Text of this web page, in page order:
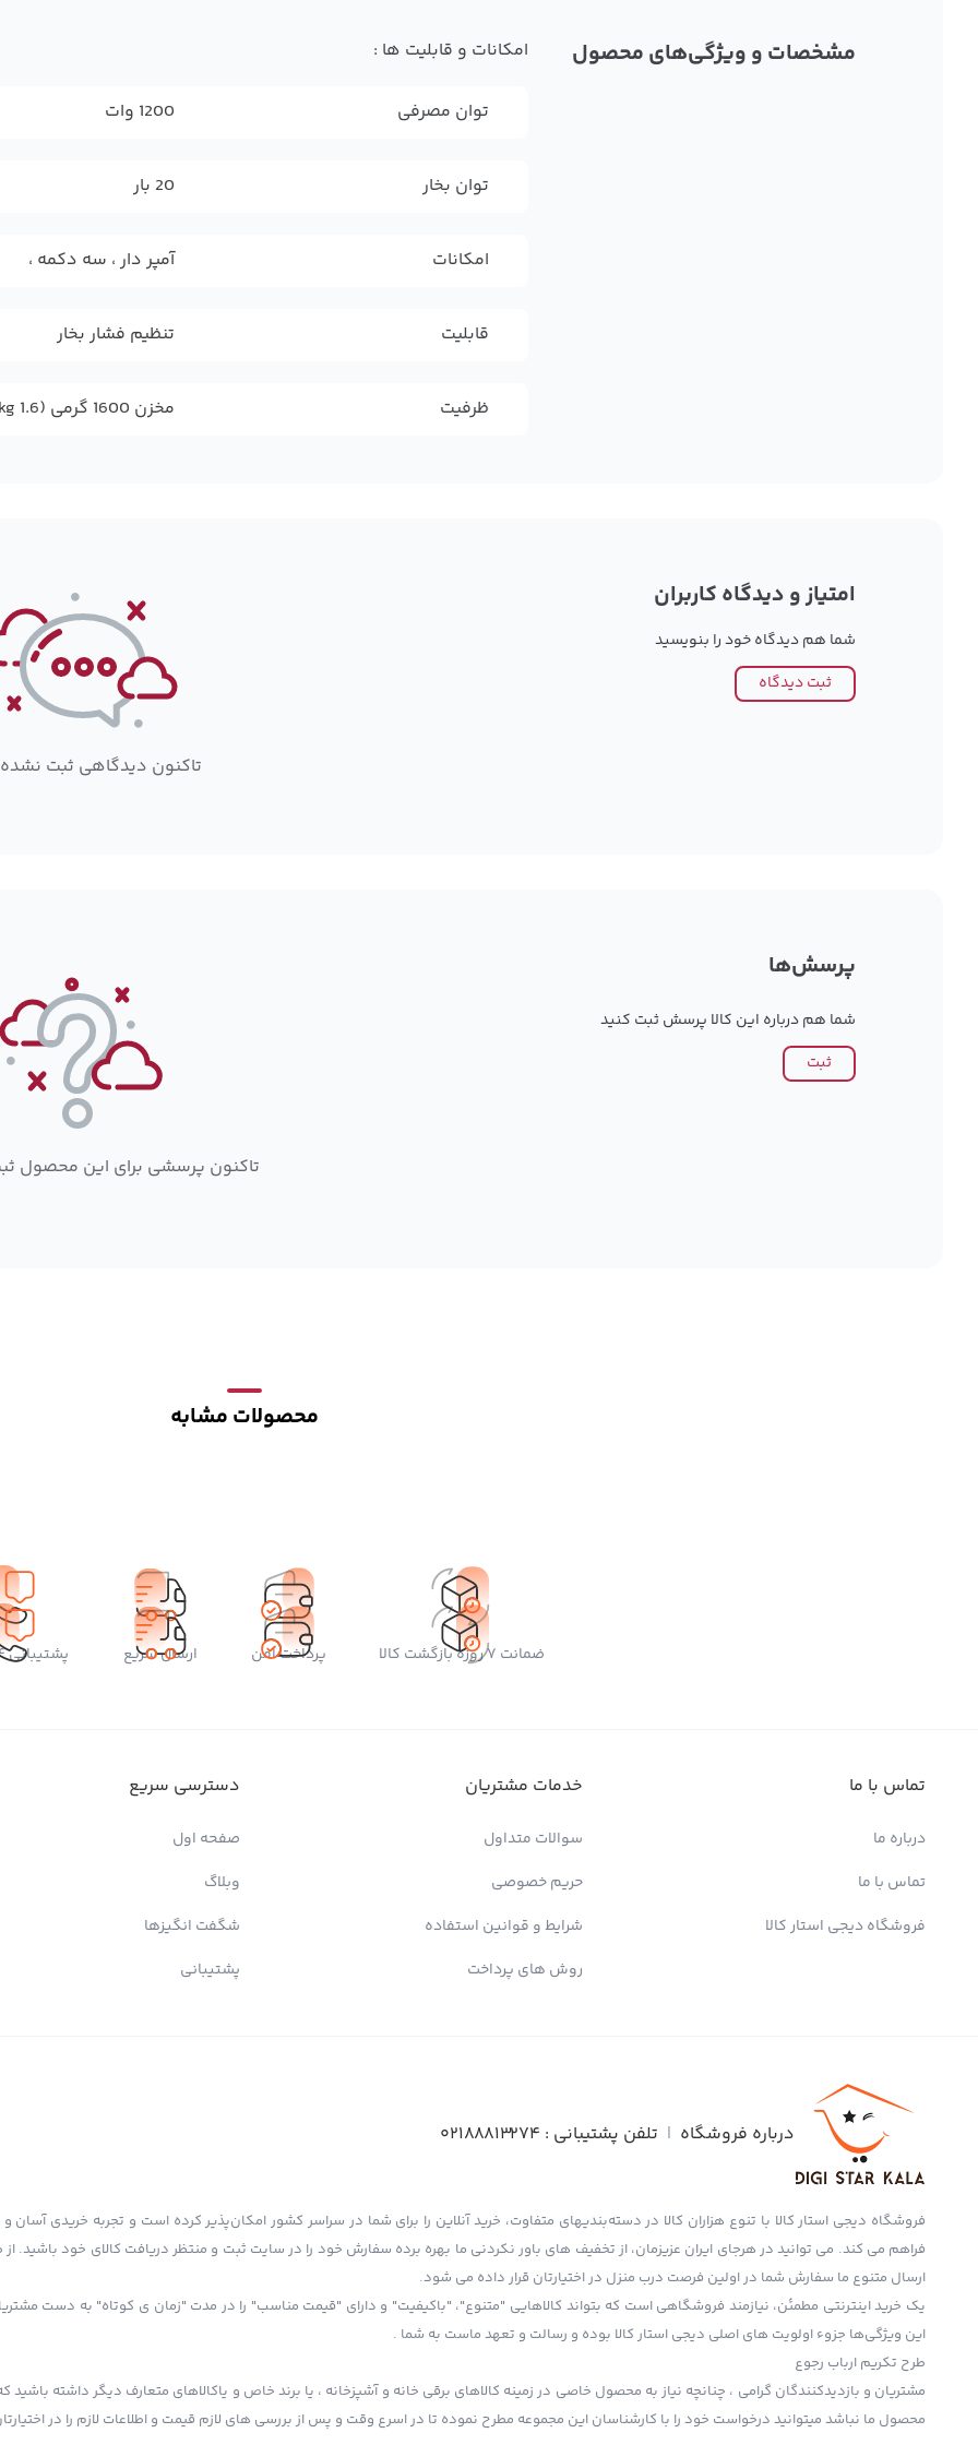
مشخصات و ویژگی‌های محصول امکانات و قابلیت ها :
توان مصرفی 1200 وات
توان بخار 20 بار
امکانات آمپر دار ، سه دکمه ،
قابلیت تنظیم فشار بخار
ظرفیت مخزن 1600 گرمی (1.6 kg)
امتیاز و دیدگاه کاربران
شما هم دیدگاه خود را بنویسید
ثبت دیدگاه
تاکنون دیدگاهی ثبت
پرسش‌ها
شما هم درباره این کالا پرسش ثبت کنید
ثبت
تاکنون پرسشی برای این محصول
محصولات مشابه
ضمانت 7 روزه بازگشت کالا پرداخت امن ارسال سریع پشتیبانی 24 ساعته
تماس با ما
درباره ما
تماس با ما
فروشگاه دیجی استار کالا
خدمات مشتریان
سوالات متداول
حریم خصوصی
شرایط و قوانین استفاده
روش های پرداخت
دسترسی سریع
صفحه اول
وبلاگ
شگفت انگیزها
پشتیبانی
درباره فروشگاه | تلفن پشتیبانی : 02188813274
فروشگاه دیجی استار کالا با تنوع هزاران کالا در دسته‌بندیهای متفاوت، خرید آنلاین را برای شما در سراسر کشور امکان‌پذیر کرده است و تجربه خریدی آسان و
فراهم می کند. می توانید در هرجای ایران عزیزمان، از تخفیف های باور نکردنی ما بهره برده سفارش خود را در سایت ثبت و منتظر دریافت کالای خود باشید.
ارسال متنوع ما سفارش شما در اولین فرصت درب منزل در اختیارتان قرار داده می شود.
یک خرید اینترنتی مطمئن، نیازمند فروشگاهی است که بتواند کالاهایی "متنوع"، "باکیفیت" و دارای "قیمت مناسب" را در مدت "زمان ی کوتاه" به دست
این ویژگی‌ها جزوء اولویت های اصلی دیجی استار کالا بوده و رسالت و تعهد ماست به شما .
طرح تکریم ارباب رجوع
مشتریان و بازدیدکنندگان گرامی ، چنانچه نیاز به محصول خاصی در زمینه کالاهای برقی خانه و آشپزخانه ، یا برند خاص و یاکالاهای متعارف دیگر داشته باشید
محصول ما نباشد میتوانید درخواست خود را با کارشناسان این مجموعه مطرح نموده تا در اسرع وقت و پس از بررسی های لازم قیمت و اطلاعات لازم را در